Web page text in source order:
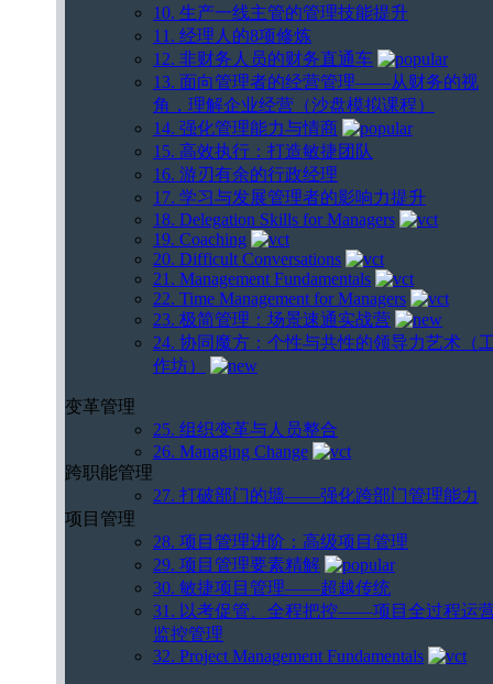
10. 生产一线主管的管理技能提升
11. 经理人的8项修炼
12. 非财务人员的财务直通车
13. 面向管理者的经营管理——从财务的视
角，理解企业经营（沙盘模拟课程）
14. 强化管理能力与情商
15. 高效执行：打造敏捷团队
16. 游刃有余的行政经理
17. 学习与发展管理者的影响力提升
18. Delegation Skills for Managers
19. Coaching
20. Difficult Conversations
21. Management Fundamentals
22. Time Management for Managers
23. 极简管理：场景速通实战营
24. 协同魔方：个性与共性的领导力艺术（
作坊）
变革管理
25. 组织变革与人员整合
26. Managing Change
跨职能管理
27. 打破部门的墙——强化跨部门管理能力
项目管理
28. 项目管理进阶：高级项目管理
29. 项目管理要素精解
30. 敏捷项目管理——超越传统
31. 以考促管、全程把控——项目全过程运
监控管理
32. Project Management Fundamentals